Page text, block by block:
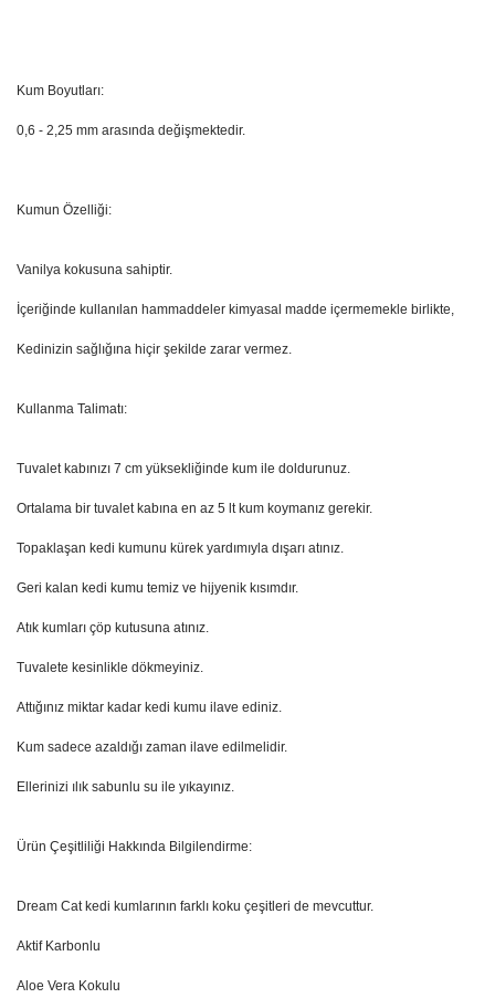
Kum Boyutları:
0,6 - 2,25 mm arasında değişmektedir.
Kumun Özelliği:
Vanilya kokusuna sahiptir.
İçeriğinde kullanılan hammaddeler kimyasal madde içermemekle birlikte,
Kedinizin sağlığına hiçir şekilde zarar vermez.
Kullanma Talimatı:
Tuvalet kabınızı 7 cm yüksekliğinde kum ile doldurunuz.
Ortalama bir tuvalet kabına en az 5 lt kum koymanız gerekir.
Topaklaşan kedi kumunu kürek yardımıyla dışarı atınız.
Geri kalan kedi kumu temiz ve hijyenik kısımdır.
Atık kumları çöp kutusuna atınız.
Tuvalete kesinlikle dökmeyiniz.
Attığınız miktar kadar kedi kumu ilave ediniz.
Kum sadece azaldığı zaman ilave edilmelidir.
Ellerinizi ılık sabunlu su ile yıkayınız.
Ürün Çeşitliliği Hakkında Bilgilendirme:
Dream Cat kedi kumlarının farklı koku çeşitleri de mevcuttur.
Aktif Karbonlu
Aloe Vera Kokulu